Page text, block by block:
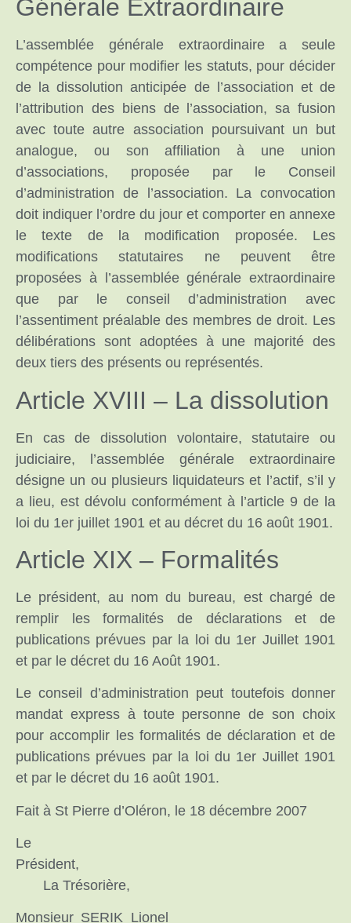
Générale Extraordinaire
L’assemblée générale extraordinaire a seule
compétence pour modifier les statuts, pour décider
de la dissolution anticipée de l’association et de
l’attribution des biens de l’association, sa fusion
avec toute autre association poursuivant un but
analogue, ou son affiliation à une union
d’associations, proposée par le Conseil
d’administration de l’association. La convocation
doit indiquer l’ordre du jour et comporter en annexe
le texte de la modification proposée. Les
modifications statutaires ne peuvent être
proposées à l’assemblée générale extraordinaire
que par le conseil d’administration avec
l’assentiment préalable des membres de droit. Les
délibérations sont adoptées à une majorité des
deux tiers des présents ou représentés.
Article XVIII – La dissolution
En cas de dissolution volontaire, statutaire ou
judiciaire, l’assemblée générale extraordinaire
désigne un ou plusieurs liquidateurs et l’actif, s’il y
a lieu, est dévolu conformément à l’article 9 de la
loi du 1er juillet 1901 et au décret du 16 août 1901.
Article XIX – Formalités
Le président, au nom du bureau, est chargé de
remplir les formalités de déclarations et de
publications prévues par la loi du 1er Juillet 1901
et par le décret du 16 Août 1901.
Le conseil d’administration peut toutefois donner
mandat express à toute personne de son choix
pour accomplir les formalités de déclaration et de
publications prévues par la loi du 1er Juillet 1901
et par le décret du 16 août 1901.
Fait à St Pierre d’Oléron, le 18 décembre 2007
Le
Président,
La Trésorière,
Monsieur SERIK Lionel